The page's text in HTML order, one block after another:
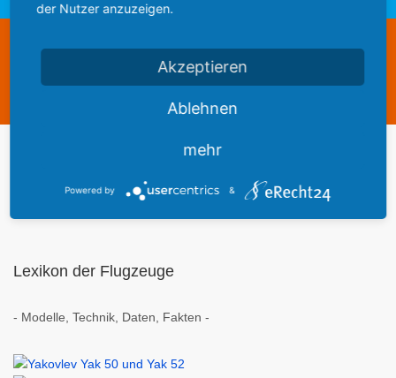
Diese Webseite steht zum Verkauf
This website is for sale
Lexikon der Flugzeuge
- Modelle, Technik, Daten, Fakten -
der Nutzer anzuzeigen.
Akzeptieren
Ablehnen
mehr
Powered by &